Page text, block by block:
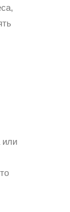
или